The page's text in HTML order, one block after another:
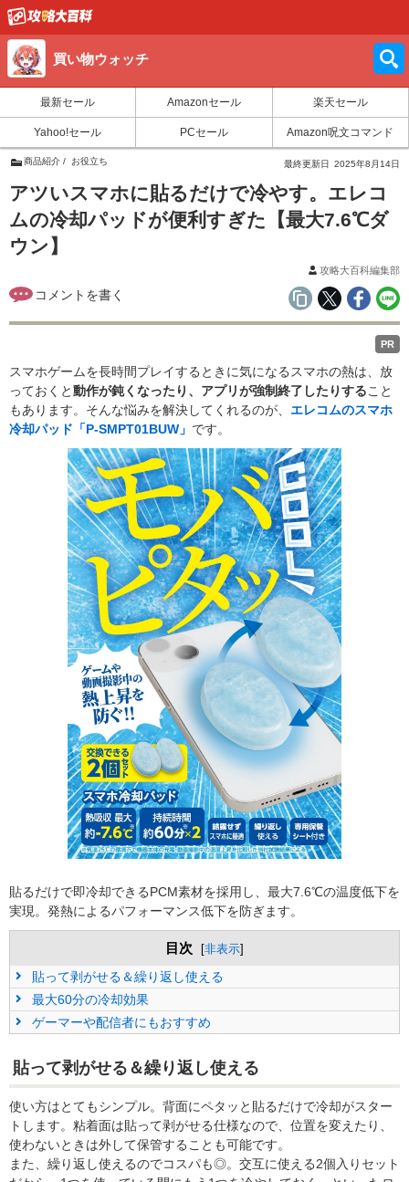
買い物ウォッチ
最新セール Amazonセール 楽天セール
Yahoo!セール PCセール Amazon呪文コマンド
商品紹介 お役立ち 最終更新日 2025年8月14日
アツいスマホに貼るだけで冷やす。エレコ
ムの冷却パッドが便利すぎた【最大7.6℃ダ
ウン】
攻略大百科編集部
PR
スマホゲームを長時間プレイするときに気になるスマホの熱は、放
っておくと動作が鈍くなったり、アプリが強制終了したりすること
もあります。そんな悩みを解決してくれるのが、 エレコムのスマホ
冷却パッド「P-SMPT01BUW」 です。
貼るだけで即冷却できるPCM素材を採用し、最大7.6℃の温度低下を
実現。発熱によるパフォーマンス低下を防ぎます。
目次 [非表示]
貼って剥がせる＆繰り返し使える
最大60分の冷却効果
ゲーマーや配信者にもおすすめ
貼って剥がせる＆繰り返し使える
使い方はとてもシンプル。背面にペタッと貼るだけで冷却がスター
トします。粘着面は貼って剥がせる仕様なので、位置を変えたり、
使わないときは外して保管することも可能です。
また、繰り返し使えるのでコスパも◎。交互に使える2個入りセット